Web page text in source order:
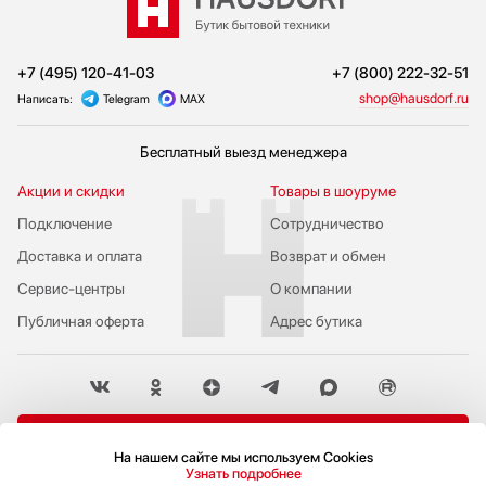
+7 (495) 120-41-03 +7 (800) 222-32-51
Написать: Telegram MAX shop@hausdorf.ru
Бесплатный выезд менеджера
Акции и скидки
Подключение
Публичная оферта
Сервис-центры
Доставка и оплата
Сотрудничество
Возврат и обмен
Товары в шоуруме
О компании
Адрес бутика
Политика конфиденциальности
На нашем сайте мы используем Cookies
Узнать подробнее